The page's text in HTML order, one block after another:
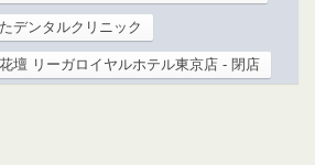
デンタルクリニック
壇 リーガロイヤルホテル東京店 - 閉店